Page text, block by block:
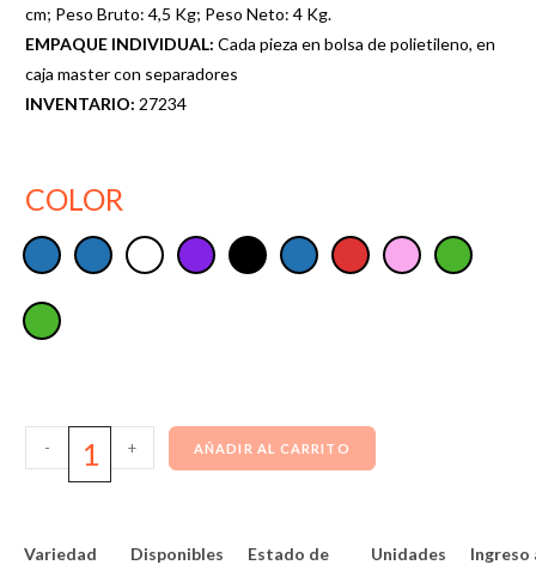
cm; Peso Bruto: 4,5 Kg; Peso Neto: 4 Kg.
EMPAQUE INDIVIDUAL: Cada pieza en bolsa de polietileno, en
caja master con separadores
INVENTARIO: 27234
COLOR
- + AÑADIR AL CARRITO
Variedad
Disponibles
Estado de
Unidades
Ingreso